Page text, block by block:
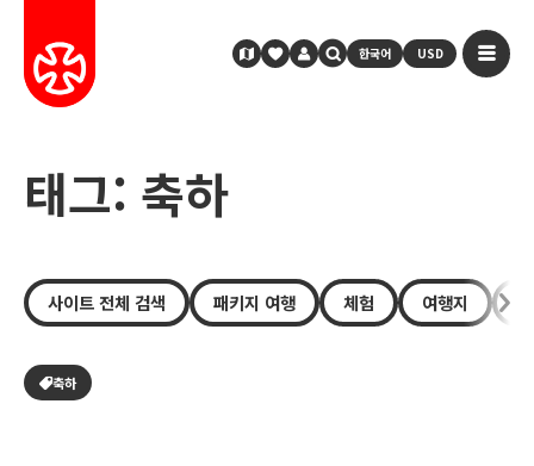
한국어 USD
태그: 축하
사이트 전체 검색 패키지 여행 체험 여행지
축하